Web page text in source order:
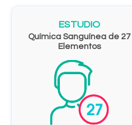
ESTUDIO
Química Sanguínea de 27
Elementos